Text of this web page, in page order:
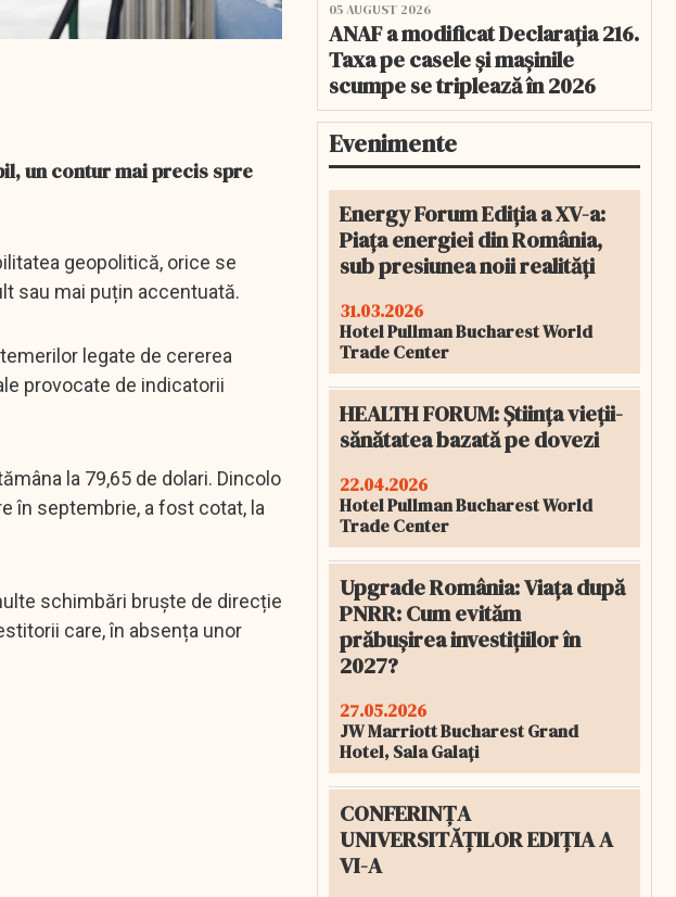
un contur mai precis spre
geopolitică, orice se
sau mai puțin accentuată.
legate de cererea
provocate de indicatorii
la 79,65 de dolari. Dincolo
în septembrie, a fost cotat, la
schimbări bruște de direcție
care, în absența unor
05 AUGUST 2026
ANAF a modificat Declarația 216.
Taxa pe casele și mașinile
scumpe se triplează în 2026
Evenimente
Energy Forum Ediția a XV-a:
Piața energiei din România,
sub presiunea noii realități
31.03.2026
Hotel Pullman Bucharest World
Trade Center
HEALTH FORUM: Știința vieții-
sănătatea bazată pe dovezi
22.04.2026
Hotel Pullman Bucharest World
Trade Center
Upgrade România: Viața după
PNRR: Cum evităm
prăbușirea investițiilor în
2027?
27.05.2026
JW Marriott Bucharest Grand
Hotel, Sala Galați
CONFERINȚA
UNIVERSITĂȚILOR EDIȚIA A
VI-A